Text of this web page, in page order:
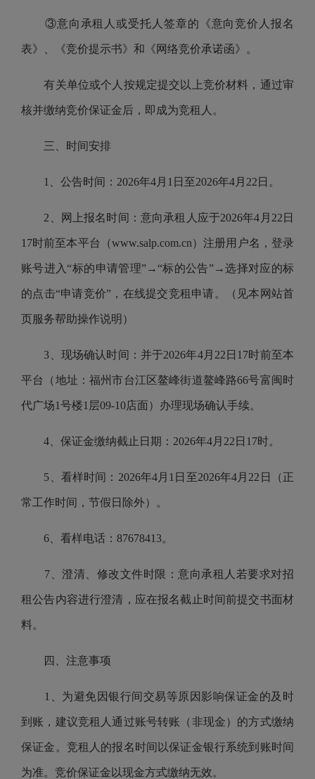
③意向承租人或受托人签章的《意向竞价人报名
表》、《竞价提示书》和《网络竞价承诺函》。
有关单位或个人按规定提交以上竞价材料，通过审
核并缴纳竞价保证金后，即成为竞租人。
三、时间安排
1、公告时间：2026年4月1日至2026年4月22日。
2、网上报名时间：意向承租人应于2026年4月22日
17时前至本平台（www.salp.com.cn）注册用户名，登录
账号进入“标的申请管理”→“标的公告”→选择对应的标
的点击“申请竞价”，在线提交竞租申请。（见本网站首
页服务帮助操作说明）
3、现场确认时间：并于2026年4月22日17时前至本
平台（地址：福州市台江区鳌峰街道鳌峰路66号富闽时
代广场1号楼1层09-10店面）办理现场确认手续。
4、保证金缴纳截止日期：2026年4月22日17时。
5、看样时间：2026年4月1日至2026年4月22日（正
常工作时间，节假日除外）。
6、看样电话：87678413。
7、澄清、修改文件时限：意向承租人若要求对招
租公告内容进行澄清，应在报名截止时间前提交书面材
料。
四、注意事项
1、为避免因银行间交易等原因影响保证金的及时
到账，建议竞租人通过账号转账（非现金）的方式缴纳
保证金。竞租人的报名时间以保证金银行系统到账时间
为准。竞价保证金以现金方式缴纳无效。